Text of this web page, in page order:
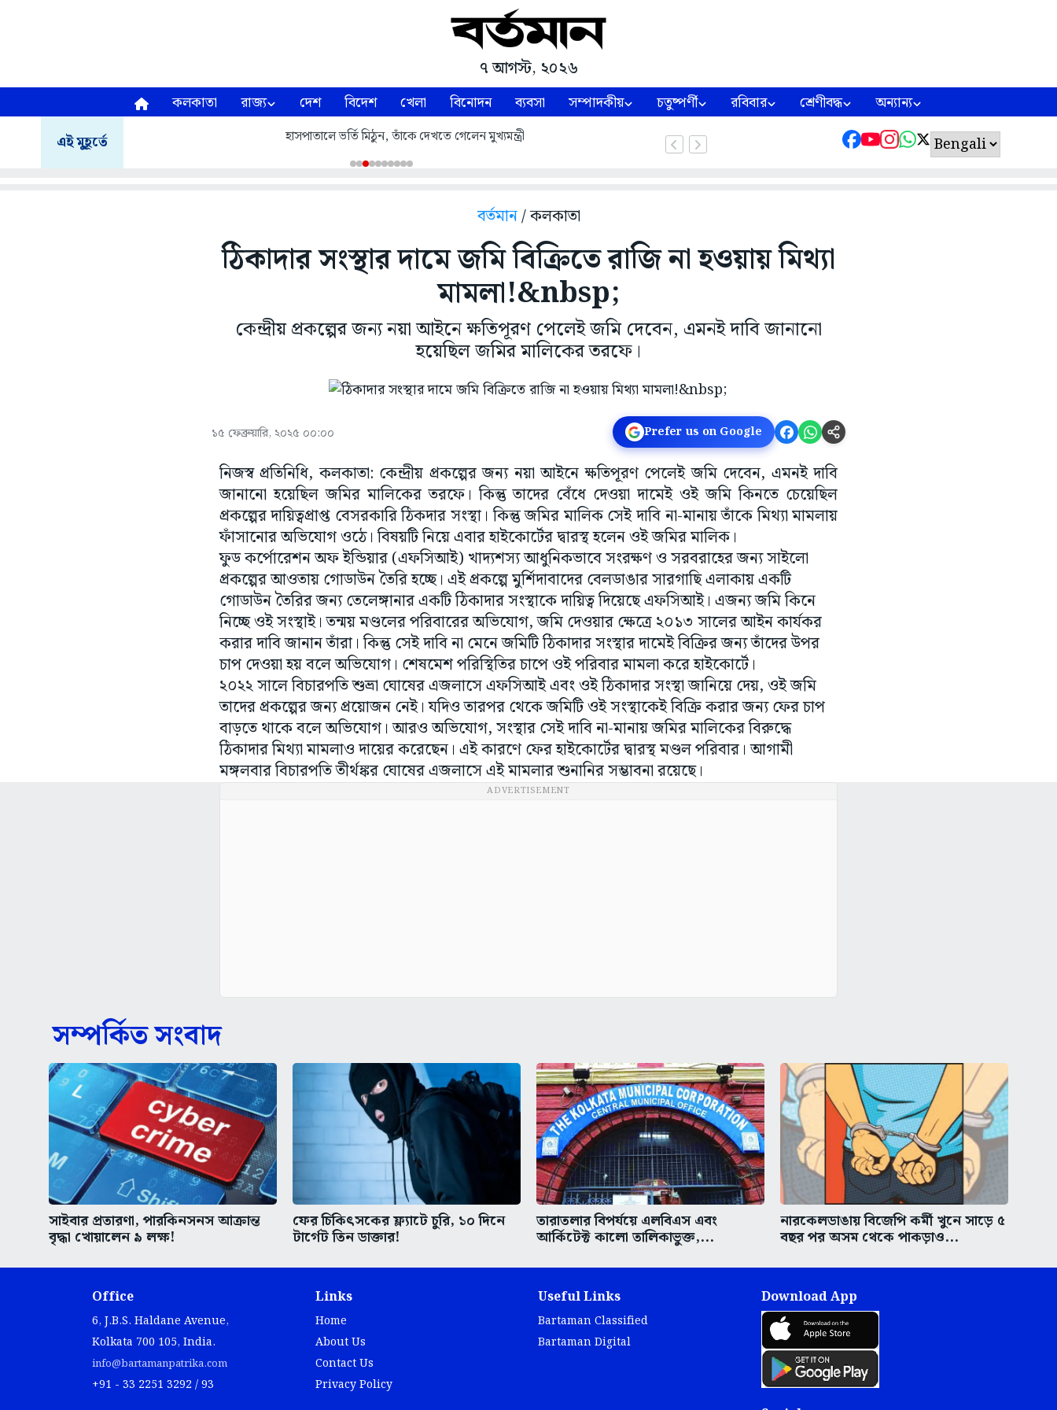
৭ আগস্ট, ২০২৬
কলকাতা রাজ্য দেশ বিদেশ খেলা বিনোদন ব্যবসা সম্পাদকীয় চতুষ্পর্ণী রবিবার শ্রেণীবদ্ধ অন্যান্য
এই মুহূর্তে হাসপাতালে ভর্তি মিঠুন, তাঁকে দেখতে গেলেন মুখ্যমন্ত্রী
বর্তমান/ কলকাতা
ঠিকাদার সংস্থার দামে জমি বিক্রিতে রাজি না হওয়ায় মিথ্যা
মামলা!&nbsp;
কেন্দ্রীয় প্রকল্পের জন্য নয়া আইনে ক্ষতিপূরণ পেলেই জমি দেবেন, এমনই দাবি জানানো
হয়েছিল জমির মালিকের তরফে।
১৫ ফেব্রুয়ারি, ২০২৫ ০০:০০ Prefer us on Google
নিজস্ব প্রতিনিধি, কলকাতা: কেন্দ্রীয় প্রকল্পের জন্য নয়া আইনে ক্ষতিপূরণ পেলেই জমি দেবেন, এমনই দাবি
জানানো হয়েছিল জমির মালিকের তরফে। কিন্তু তাদের বেঁধে দেওয়া দামেই ওই জমি কিনতে চেয়েছিল
প্রকল্পের দায়িত্বপ্রাপ্ত বেসরকারি ঠিকদার সংস্থা। কিন্তু জমির মালিক সেই দাবি না-মানায় তাঁকে মিথ্যা মামলায়
ফাঁসানোর অভিযোগ ওঠে। বিষয়টি নিয়ে এবার হাইকোর্টের দ্বারস্থ হলেন ওই জমির মালিক।
ফুড কর্পোরেশন অফ ইন্ডিয়ার (এফসিআই) খাদ্যশস্য আধুনিকভাবে সংরক্ষণ ও সরবরাহের জন্য সাইলো
প্রকল্পের আওতায় গোডাউন তৈরি হচ্ছে। এই প্রকল্পে মুর্শিদাবাদের বেলডাঙার সারগাছি এলাকায় একটি
গোডাউন তৈরির জন্য তেলেঙ্গানার একটি ঠিকাদার সংস্থাকে দায়িত্ব দিয়েছে এফসিআই। এজন্য জমি কিনে
নিচ্ছে ওই সংস্থাই। তন্ময় মণ্ডলের পরিবারের অভিযোগ, জমি দেওয়ার ক্ষেত্রে ২০১৩ সালের আইন কার্যকর
করার দাবি জানান তাঁরা। কিন্তু সেই দাবি না মেনে জমিটি ঠিকাদার সংস্থার দামেই বিক্রির জন্য তাঁদের উপর
চাপ দেওয়া হয় বলে অভিযোগ। শেষমেশ পরিস্থিতির চাপে ওই পরিবার মামলা করে হাইকোর্টে।
২০২২ সালে বিচারপতি শুভ্রা ঘোষের এজলাসে এফসিআই এবং ওই ঠিকাদার সংস্থা জানিয়ে দেয়, ওই জমি
তাদের প্রকল্পের জন্য প্রয়োজন নেই। যদিও তারপর থেকে জমিটি ওই সংস্থাকেই বিক্রি করার জন্য ফের চাপ
বাড়তে থাকে বলে অভিযোগ। আরও অভিযোগ, সংস্থার সেই দাবি না-মানায় জমির মালিকের বিরুদ্ধে
ঠিকাদার মিথ্যা মামলাও দায়ের করেছেন। এই কারণে ফের হাইকোর্টের দ্বারস্থ মণ্ডল পরিবার। আগামী
মঙ্গলবার বিচারপতি তীর্থঙ্কর ঘোষের এজলাসে এই মামলার শুনানির সম্ভাবনা রয়েছে।
ADVERTISEMENT
সম্পর্কিত সংবাদ
সাইবার প্রতারণা, পারকিনসনস আক্রান্ত
বৃদ্ধা খোয়ালেন ৯ লক্ষ!
ফের চিকিৎসকের ফ্ল্যাটে চুরি, ১০ দিনে
টার্গেট তিন ডাক্তার!
তারাতলার বিপর্যয়ে এলবিএস এবং
আর্কিটেক্ট কালো তালিকাভুক্ত,...
নারকেলডাঙায় বিজেপি কর্মী খুনে সাড়ে ৫
বছর পর অসম থেকে পাকড়াও...
Office
6, J.B.S. Haldane Avenue,
Kolkata 700 105, India.
info@bartamanpatrika.com
+91 - 33 2251 3292 / 93
Links
Home
About Us
Contact Us
Privacy Policy
Useful Links
Bartaman Classified
Bartaman Digital
Download App